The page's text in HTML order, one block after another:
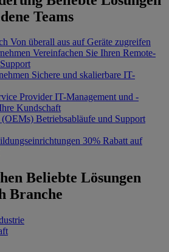
Teams
Von überall aus auf Geräte zugreifen
Vereinfachen Sie Ihren Remote-
Sichere und skalierbare IT-
Provider IT-Management und -
Kundschaft
(OEMs) Betriebsabläufe und Support
30% Rabatt auf
Beliebte Lösungen
Branche